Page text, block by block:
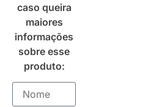
caso queira
maiores
informações
sobre esse
produto: